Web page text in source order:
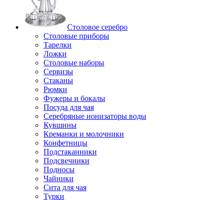
Столовое серебро
Столовые приборы
Тарелки
Ложки
Столовые наборы
Сервизы
Стаканы
Рюмки
Фужеры и бокалы
Посуда для чая
Серебряные ионизаторы воды
Кувшины
Креманки и молочники
Конфетницы
Подстаканники
Подсвечники
Подносы
Чайники
Сита для чая
Турки